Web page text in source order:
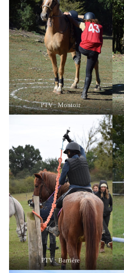
PTV : Montoir
PTV : Barrière